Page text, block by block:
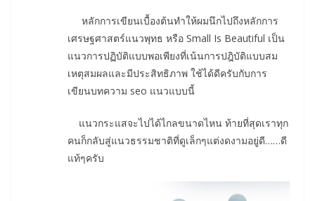
หลักการเขียนเบื้องต้นทำให้ผมนึกไปถึงหลักการ
เศรษฐศาสตร์แนวพุทธ หรือ Small Is Beautiful เป็น
แนวการปฏิบัติแบบพอเพียงที่เน้นการปฎิบัติแบบสม
เหตุสมผลและมีประสิทธิภาพ ใช้ได้ดีครับกับการ
เขียนบทความ seo แนวแบบนี้
แนวกระแสจะไปได้ไกลขนาดไหน ท้ายที่สุดเราทุก
คนก็กลับสู่แนวธรรมชาติที่ดูเล็กๆแต่งดงามอยู่ดี……ดี
แท้ๆครับ